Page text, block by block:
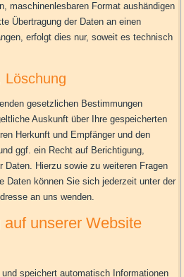
maschinenlesbaren Format aushändigen
Übertragung der Daten an einen
erfolgt dies nur, soweit es technisch
Löschung
gesetzlichen Bestimmungen
Auskunft über Ihre gespeicherten
Herkunft und Empfänger und den
ggf. ein Recht auf Berichtigung,
Daten. Hierzu sowie zu weiteren Fragen
Daten können Sie sich jederzeit unter der
an uns wenden.
unserer Website
speichert automatisch Informationen